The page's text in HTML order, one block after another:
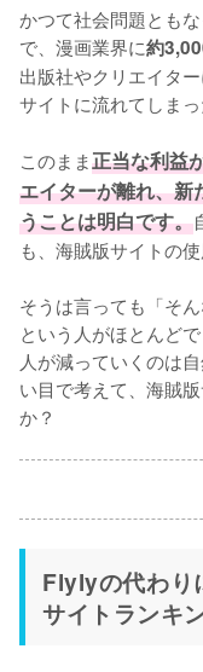
かつて社会問題とも
で、漫画業界に約
出版社やクリエイタ
サイトに流れてしまっ
このまま正当な利益
エイターが離れ、
うことは明白です。
も、海賊版サイトの
そうは言っても「そ
という人がほとんど
人が減っていくのは
い目で考えて、海賊
か？
Flylyの代わり
サイトランキ